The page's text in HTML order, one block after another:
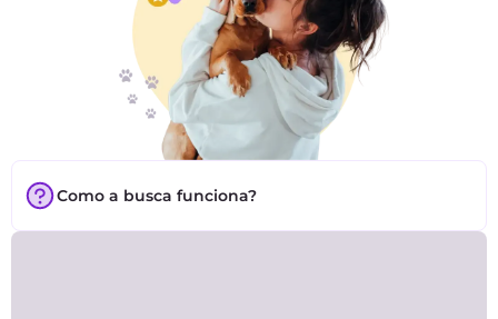
Como a busca funciona?